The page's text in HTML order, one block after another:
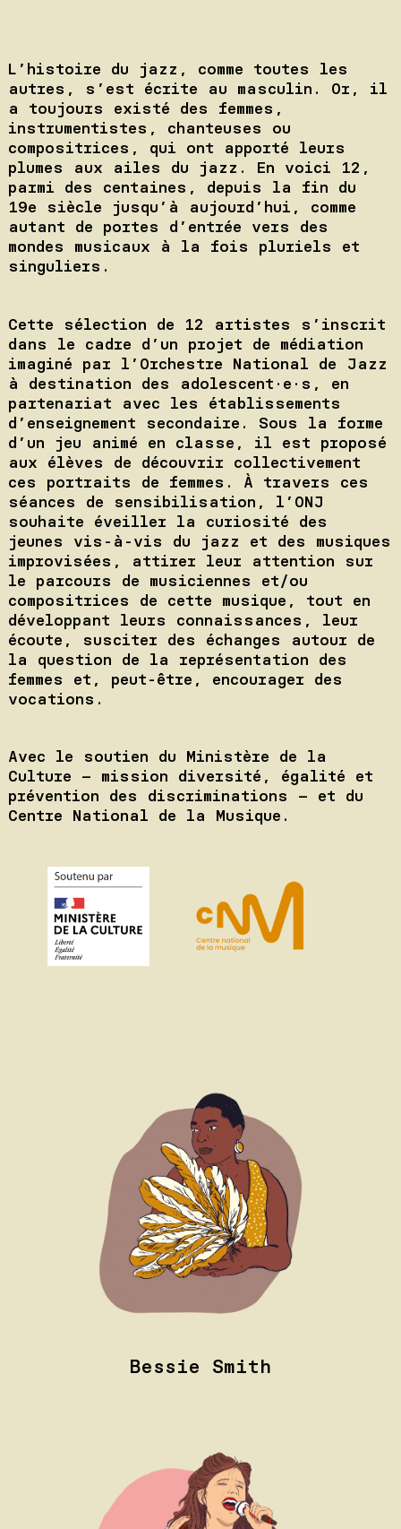
L’histoire du jazz, comme toutes les
autres, s’est écrite au masculin. Or, il
a toujours existé des femmes,
instrumentistes, chanteuses ou
compositrices, qui ont apporté leurs
plumes aux ailes du jazz. En voici 12,
parmi des centaines, depuis la fin du
19e siècle jusqu’à aujourd’hui, comme
autant de portes d’entrée vers des
mondes musicaux à la fois pluriels et
singuliers.
Cette sélection de 12 artistes s’inscrit
dans le cadre d’un projet de médiation
imaginé par l’Orchestre National de Jazz
à destination des adolescent·e·s, en
partenariat avec les établissements
d’enseignement secondaire. Sous la forme
d’un jeu animé en classe, il est proposé
aux élèves de découvrir collectivement
ces portraits de femmes. À travers ces
séances de sensibilisation, l’ONJ
souhaite éveiller la curiosité des
jeunes vis-à-vis du jazz et des musiques
improvisées, attirer leur attention sur
le parcours de musiciennes et/ou
compositrices de cette musique, tout en
développant leurs connaissances, leur
écoute, susciter des échanges autour de
la question de la représentation des
femmes et, peut-être, encourager des
vocations.
Avec le soutien du Ministère de la
Culture – mission diversité, égalité et
prévention des discriminations – et du
Centre National de la Musique.
Bessie Smith